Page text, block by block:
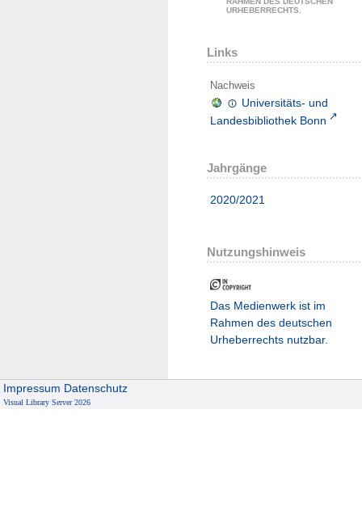
URHEBERRECHTS.
Links
Nachweis
Universitäts- und
Landesbibliothek Bonn
Jahrgänge
2020/2021
Nutzungshinweis
Das Medienwerk ist im
Rahmen des deutschen
Urheberrechts nutzbar.
Impressum Datenschutz
Visual Library Server 2026